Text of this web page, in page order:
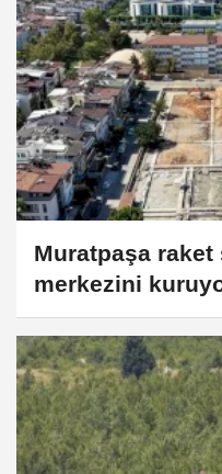
Muratpaşa raket
merkezini